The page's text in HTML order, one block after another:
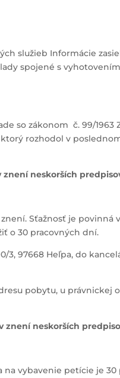
služieb Informácie
spojené s
so zákonom č. 99/1963
rozhodol v
znení neskorších
Sťažnosť je
o 30 pracovných dní.
3, 97668 Heľpa, do
pobytu, u právnickej
znení neskorších
na vybavenie petície je